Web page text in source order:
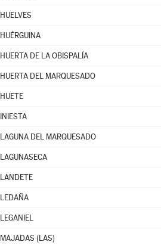
HUELVES
HUÉRGUINA
HUERTA DE LA OBISPALÍA
HUERTA DEL MARQUESADO
HUETE
INIESTA
LAGUNA DEL MARQUESADO
LAGUNASECA
LANDETE
LEDAÑA
LEGANIEL
MAJADAS (LAS)